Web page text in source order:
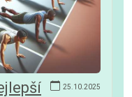
25.10.2025